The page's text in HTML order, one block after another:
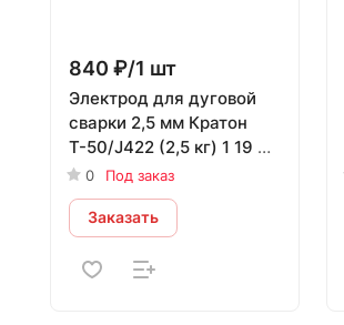
840 ₽/1 шт
Электрод для дуговой
сварки 2,5 мм Кратон
Т-50/J422 (2,5 кг) 1 19 01
005
0 Под заказ
Заказать